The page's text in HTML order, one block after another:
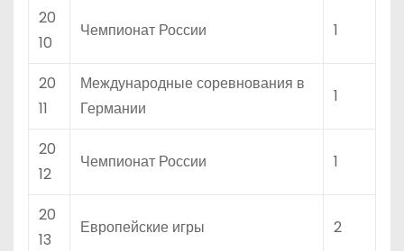
20
10
Чемпионат России 1
20
11
Международные соревнования в
Германии
1
20
12
Чемпионат России 1
20
13
Европейские игры 2